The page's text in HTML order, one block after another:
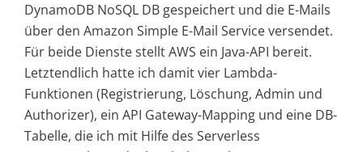
DynamoDB NoSQL DB gespeichert und die E-Mails
über den Amazon Simple E-Mail Service versendet.
Für beide Dienste stellt AWS ein Java-API bereit.
Letztendlich hatte ich damit vier Lambda-
Funktionen (Registrierung, Löschung, Admin und
Authorizer), ein API Gateway-Mapping und eine DB-
Tabelle, die ich mit Hilfe des Serverless